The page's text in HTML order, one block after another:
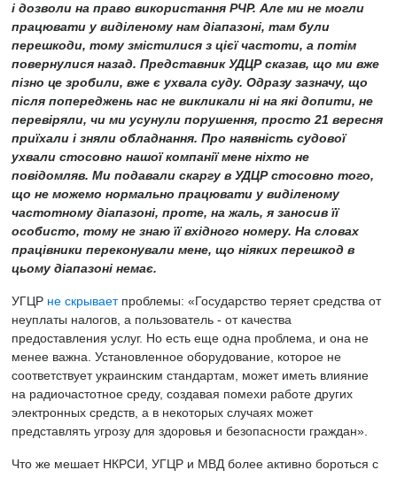
і дозволи на право використання РЧР. Але ми не могли
працювати у виділеному нам діапазоні, там були
перешкоди, тому змістилися з цієї частоти, а потім
повернулися назад. Представник УДЦР сказав, що ми вже
пізно це зробили, вже є ухвала суду. Одразу зазначу, що
після попереджень нас не викликали ні на які допити, не
перевіряли, чи ми усунули порушення, просто 21 вересня
приїхали і зняли обладнання. Про наявність судової
ухвали стосовно нашої компанії мене ніхто не
повідомляв. Ми подавали скаргу в УДЦР стосовно того,
що не можемо нормально працювати у виділеному
частотному діапазоні, проте, на жаль, я заносив її
особисто, тому не знаю її вхідного номеру. На словах
працівники переконували мене, що ніяких перешкод в
цьому діапазоні немає.
УГЦР не скрываетпроблемы: «Государство теряет средства от
неуплаты налогов, а пользователь - от качества
предоставления услуг. Но есть еще одна проблема, и она не
менее важна. Установленное оборудование, которое не
соответствует украинским стандартам, может иметь влияние
на радиочастотное среду, создавая помехи работе других
электронных средств, а в некоторых случаях может
представлять угрозу для здоровья и безопасности граждан».
Что же мешает НКРСИ, УГЦР и МВД более активно бороться с